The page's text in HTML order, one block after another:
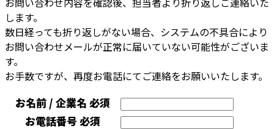
します。
数日経っても折り返しがない場合、システムの不具合により
お問い合わせメールが正常に届いていない可能性がございま
す。
お手数ですが、再度お電話にてご連絡をお願いいたします。
お名前 / 企業名 必須
お電話番号必須